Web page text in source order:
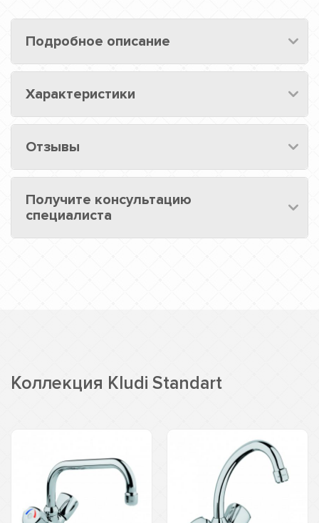
Подробное описание
Характеристики
Отзывы
Получите консультацию
специалиста
Коллекция Kludi Standart